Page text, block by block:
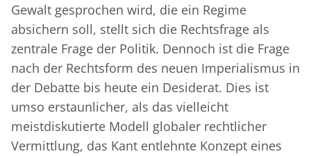
Gewalt gesprochen wird, die ein Regime
absichern soll, stellt sich die Rechtsfrage als
zentrale Frage der Politik. Dennoch ist die Frage
nach der Rechtsform des neuen Imperialismus in
der Debatte bis heute ein Desiderat. Dies ist
umso erstaunlicher, als das vielleicht
meistdiskutierte Modell globaler rechtlicher
Vermittlung, das Kant entlehnte Konzept eines